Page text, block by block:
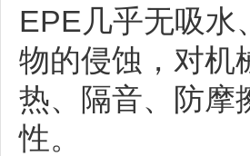
EPE几乎无吸水
物的侵蚀，对机
热、隔音、防摩
性。